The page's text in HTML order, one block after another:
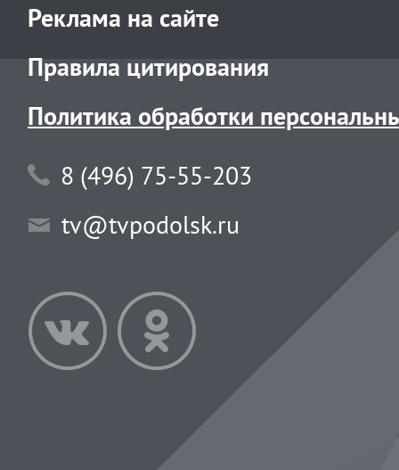
Реклама на сайте
Правила цитирования
Политика обработки
8 (496) 75-55-203
tv@tvpodolsk.ru